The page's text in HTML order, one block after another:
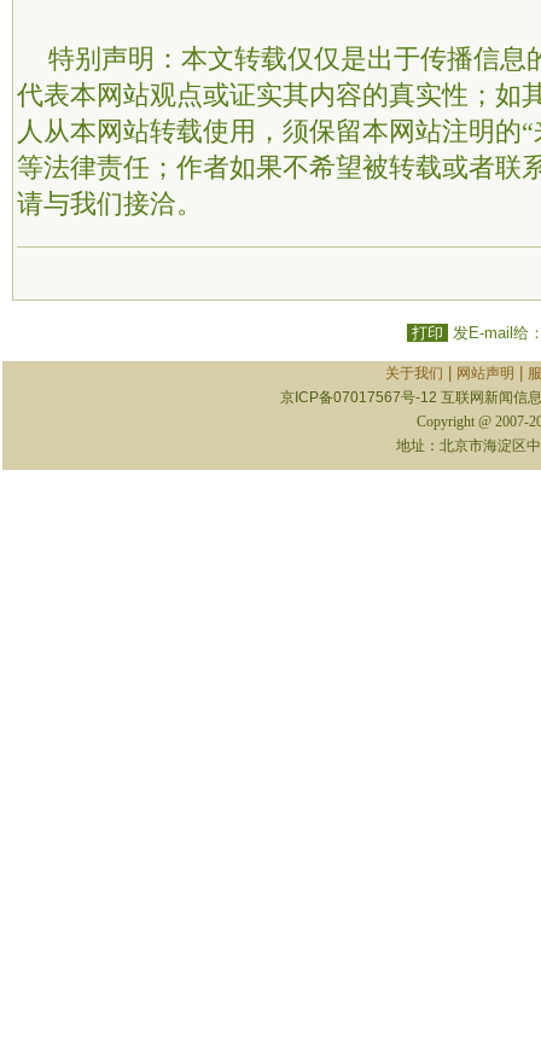
特别声明：本文转载仅仅是出于传播信息
代表本网站观点或证实其内容的真实性；如
人从本网站转载使用，须保留本网站注明的
等法律责任；作者如果不希望被转载或者联
请与我们接洽。
打印 发E-mail给
关于我们 网站声明
京ICP备07017567号-12 互联网新闻信
Copyright @ 2007-
地址：北京市海淀区